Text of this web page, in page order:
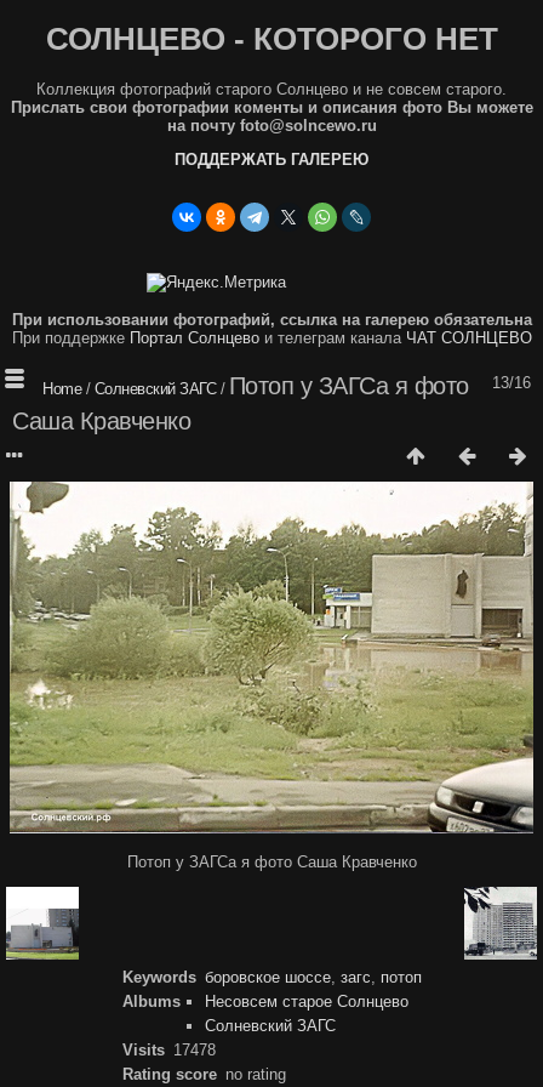
СОЛНЦЕВО - КОТОРОГО НЕТ
Коллекция фотографий старого Солнцево и не совсем старого.
Прислать свои фотографии коменты и описания фото Вы можете
на почту foto@solncewo.ru
ПОДДЕРЖАТЬ ГАЛЕРЕЮ
При использовании фотографий, ссылка на галерею обязательна
При поддержке Портал Солнцевои телеграм канала ЧАТ СОЛНЦЕВО
13/16
Home/ Солневский ЗАГС/ Потоп у ЗАГСа я фото
Саша Кравченко
Потоп у ЗАГСа я фото Саша Кравченко
Keywords боровское шоссе, загс
потоп
Albums
Несовсем старое Солнцево
Солневский ЗАГС
Visits 17478
Rating score no rating